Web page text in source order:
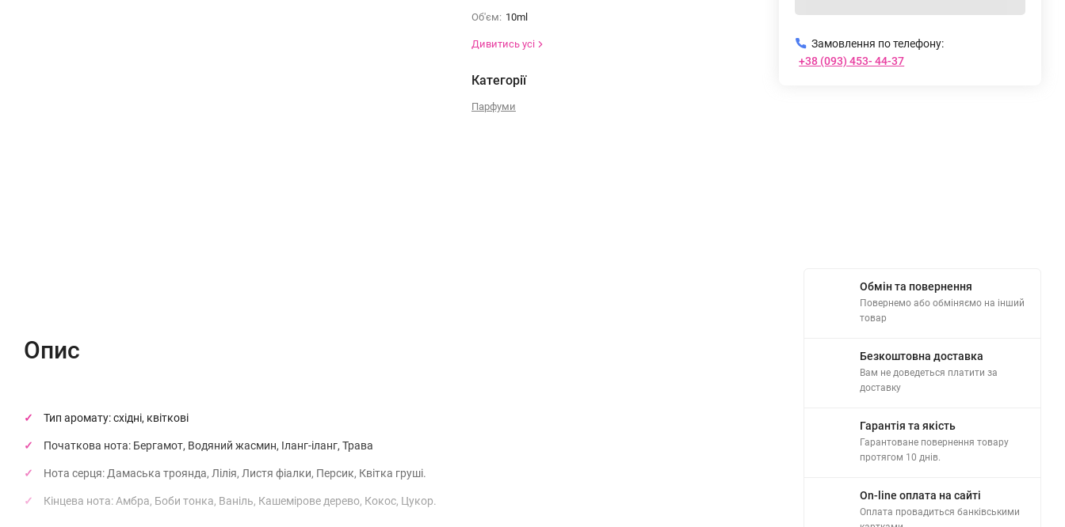
Об'єм: 10ml
Дивитись усі
Категорії
Парфуми
Замовлення по телефону:
+38 (093) 453- 44-37
Опис
Тип аромату: східні, квіткові
Початкова нота: Бергамот, Водяний жасмин, Іланг-іланг, Трава
Нота серця: Дамаська троянда, Лілія, Листя фіалки, Персик, Квітка груші.
Кінцева нота: Амбра, Боби тонка, Ваніль, Кашемірове дерево, Кокос, Цукор.
Обмін та повернення
Повернемо або обміняємо на інший
товар
Безкоштовна доставка
Вам не доведеться платити за
доставку
Гарантія та якість
Гарантоване повернення товару
протягом 10 днів.
On-line оплата на сайті
Оплата провадиться банківськими